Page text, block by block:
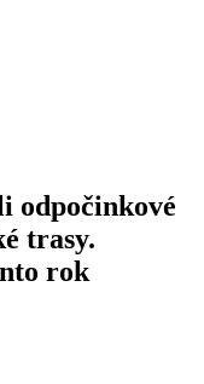
odpočinkové
trasy.
rok